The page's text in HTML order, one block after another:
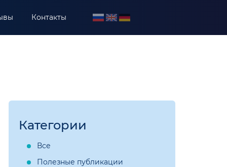
Контакты
Категории
Все
Полезные публикации